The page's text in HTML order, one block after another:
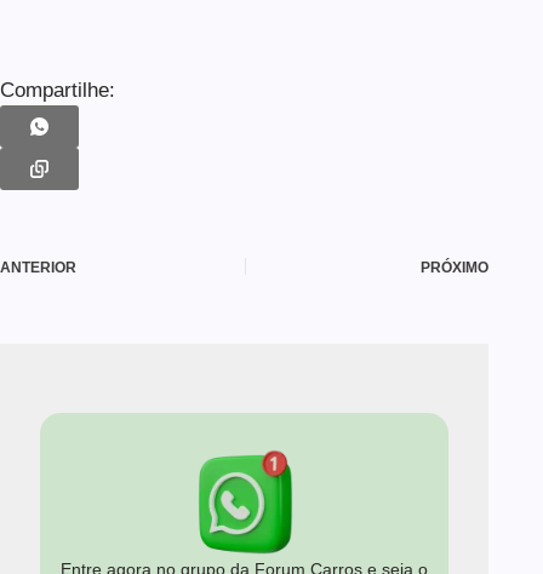
Compartilhe:
ANTERIOR PRÓXIMO
Entre agora no grupo da Forum Carros e seja o